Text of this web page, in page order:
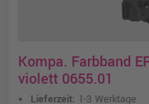
Kompa. Farbband
violett 0655.01
Lieferzeit: 1-3 Werktage